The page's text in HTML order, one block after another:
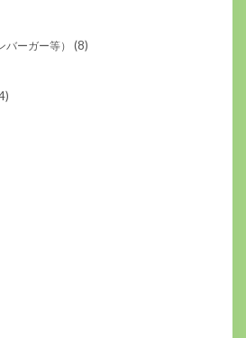
ーガー等） (8)